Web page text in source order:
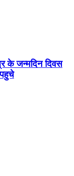
के जन्मदिन दिवस
पहुचे